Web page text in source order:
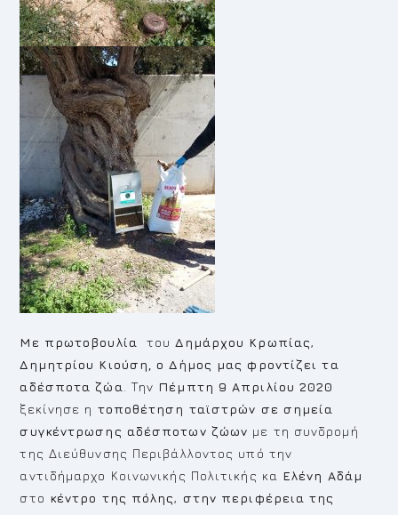
M ε πρωτοβουλία του Δημάρχου Κρωπίας,
Δημητρίου Κιούση,
ο Δήμος μας φροντίζει τα
αδέσποτα ζώα . Την Πέμπτη 9 Απριλίου 2020
ξεκίνησε η τοποθέτηση ταϊστρών σε σημεία
συγκέντρωσης αδέσποτων ζώων με τη συνδρομή
της Διεύθυνσης Περιβάλλοντος υπό την
αντιδήμαρχο Κοινωνικής Πολιτικής κα Ελένη Αδάμ
στο κέντρο της πόλης, στην περιφέρεια της